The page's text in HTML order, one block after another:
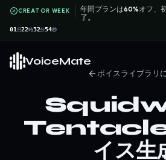
CREATOR WEEK 年間プランは60%オフ、
了。
01日22時32分54秒
VoiceMate
ボイスライブラリ
イス生